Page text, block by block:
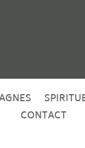
CONTACT